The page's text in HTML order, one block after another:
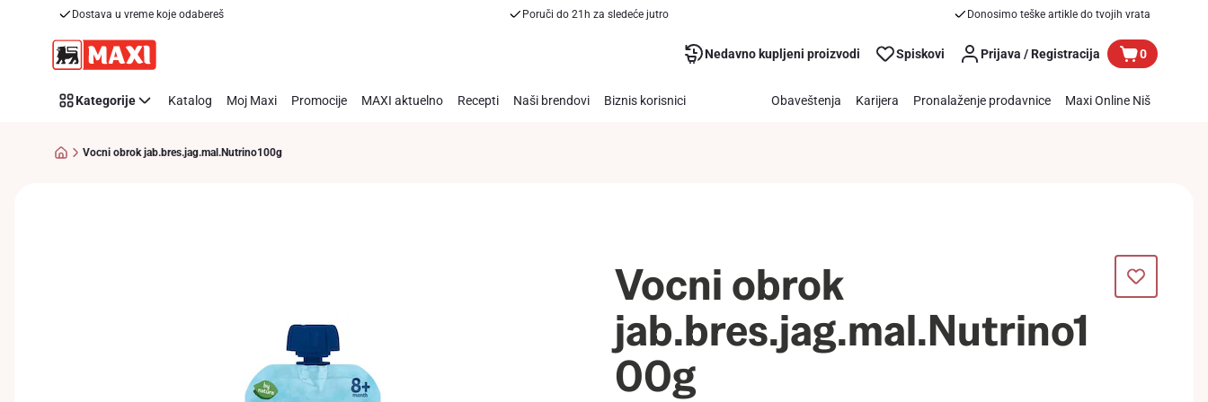
Dostava u vreme koje odabereš Poruči do 21h za sledeće jutro Donosimo teške artikle do tvojih vrata
Nedavno kupljeni proizvodi Spiskovi Prijava / Registracija 0
Kategorije Katalog Moj Maxi Promocije MAXI aktuelno Recepti Naši brendovi Biznis korisnici Obaveštenja Karijera Pronalaženje prodavnice Maxi Online Niš
Vocni obrok jab.bres.jag.mal.Nutrino100g
Vocni obrok
jab.bres.jag.mal.Nutrino1
00g